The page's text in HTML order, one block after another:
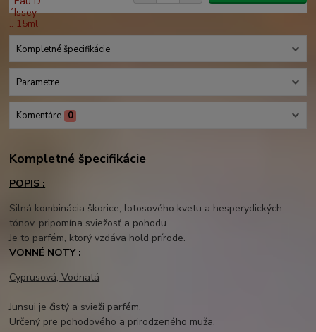
Kompletné špecifikácie
Parametre
Komentáre 0
Kompletné špecifikácie
POPIS :
Silná kombinácia škorice, lotosového kvetu a hesperydických
tónov, pripomína sviežosť a pohodu.
Je to parfém, ktorý vzdáva hold prírode.
VONNÉ NOTY :
Cyprusová, Vodnatá
Junsui je čistý a svieži parfém.
Určený pre pohodového a prirodzeného muža.